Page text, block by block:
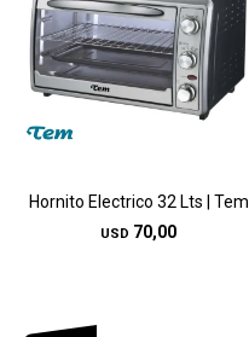
Hornito Electrico 32 Lts | Tem
USD 70,00